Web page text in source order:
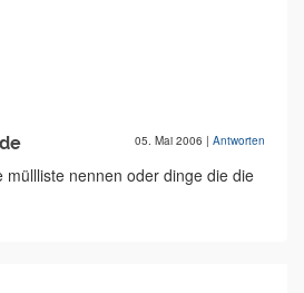
05. Mai 2006 | Antworten
müllliste nennen oder dinge die die